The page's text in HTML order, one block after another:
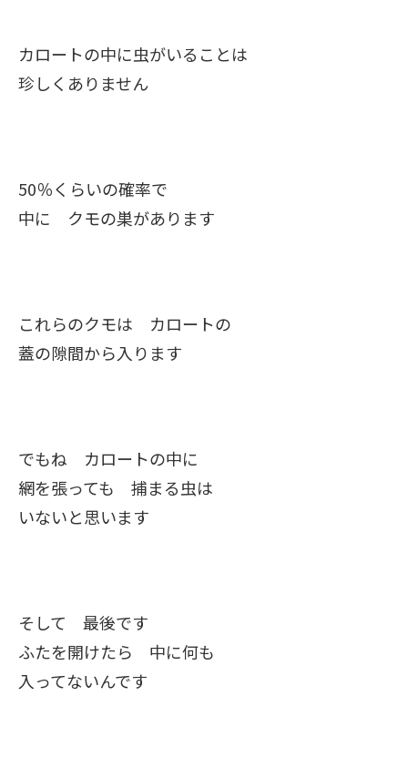
カロートの中に虫がいることは
珍しくありません
50％くらいの確率で
中に クモの巣があります
これらのクモは カロートの
蓋の隙間から入ります
でもね カロートの中に
網を張っても 捕まる虫は
いないと思います
そして 最後です
ふたを開けたら 中に何も
入ってないんです